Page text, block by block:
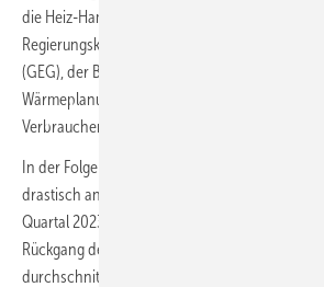
die Heiz-Hammer-Kampagne und die sich
Regierungskrise mit Verzögerungen beim
(GEG), der Bundesförderung für effiziente
Wärmeplanungsgesetz (WPG) für erhebliche
Verbrauchern.
In der Folge stieg die Nachfrage nach Erdgas-
drastisch an, während der
Quartal 2023 brachen dann beide
Rückgang der Absatzzahlen setzte sich bis
durchschnittliche Preissteigerung von März